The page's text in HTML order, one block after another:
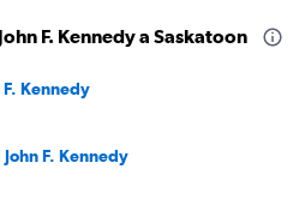
F. Kennedy a Saskatoon
Kennedy
F. Kennedy